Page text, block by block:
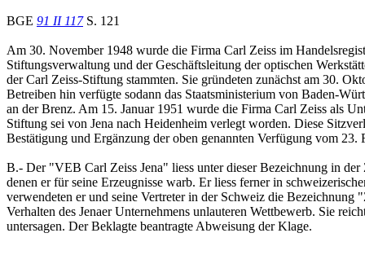
BGE 91 II 117S. 121
Am 30. November 1948 wurde die Firma Carl Zeiss im
Stiftungsverwaltung und der Geschäftsleitung der optischen
der Carl Zeiss-Stiftung stammten. Sie gründeten zunächst am 30.
Betreiben hin verfügte sodann das Staatsministerium von Baden-
an der Brenz. Am 15. Januar 1951 wurde die Firma Carl Zeiss als
Stiftung sei von Jena nach Heidenheim verlegt worden. Diese
Bestätigung und Ergänzung der oben genannten Verfügung vom 23.
B.- Der "VEB Carl Zeiss Jena" liess unter dieser Bezeichnung in
denen er für seine Erzeugnisse warb. Er liess ferner in
verwendeten er und seine Vertreter in der Schweiz die
Verhalten des Jenaer Unternehmens unlauteren Wettbewerb. Sie
untersagen. Der Beklagte beantragte Abweisung der Klage.